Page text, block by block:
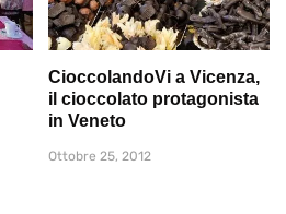
CioccolandoVi a Vicenza,
il cioccolato protagonista
in Veneto
Ottobre 25, 2012